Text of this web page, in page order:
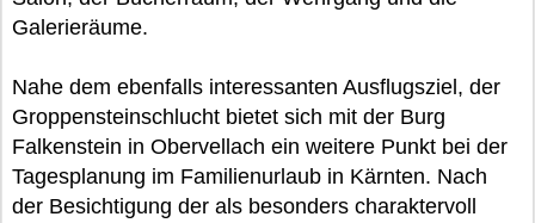
Galerieräume.
Nahe dem ebenfalls interessanten Ausflugsziel, der
Groppensteinschlucht bietet sich mit der Burg
Falkenstein in Obervellach ein weitere Punkt bei der
Tagesplanung im Familienurlaub in Kärnten. Nach
der Besichtigung der als besonders charaktervoll